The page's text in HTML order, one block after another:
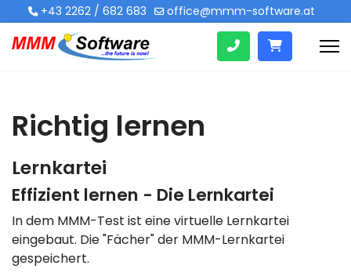
+43 2262 / 682 683 office@mmm-software.at
Richtig lernen
Lernkartei
Effizient lernen - Die Lernkartei
In dem MMM-Test ist eine virtuelle Lernkartei
eingebaut. Die "Fächer" der MMM-Lernkartei
gespeichert.